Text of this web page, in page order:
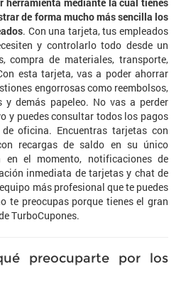
de forma mucho más sencilla los
. Con una tarjeta, tus empleados
y controlarlo todo desde un
compra de materiales, transporte,
esta tarjeta, vas a poder ahorrar
engorrosas como reembolsos,
y demás papeleo. No vas a perder
y puedes consultar todos los pagos
oficina. Encuentras tarjetas con
recargas de saldo en su único
en el momento, notificaciones de
inmediata de tarjetas y chat de
más profesional que te puedes
te preocupas porque tienes el gran
TurboCupones.
preocuparte por los